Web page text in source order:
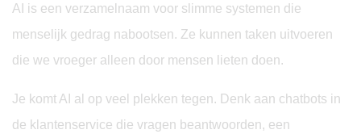
AI is een verzamelnaam voor slimme systemen die
menselijk gedrag nabootsen. Ze kunnen taken uitvoeren
die we vroeger alleen door mensen lieten doen.
Je komt AI al op veel plekken tegen. Denk aan chatbots in
de klantenservice die vragen beantwoorden, een